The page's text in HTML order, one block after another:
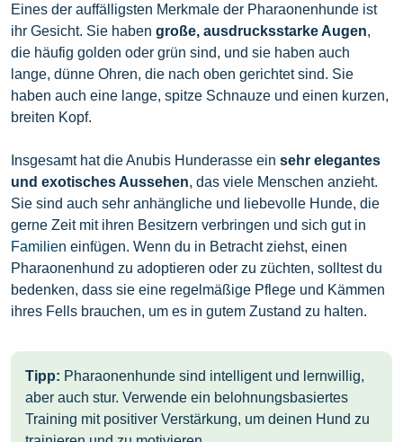
Eines der auffälligsten Merkmale der Pharaonenhunde ist
ihr Gesicht. Sie haben große, ausdrucksstarke Augen,
die häufig golden oder grün sind, und sie haben auch
lange, dünne Ohren, die nach oben gerichtet sind. Sie
haben auch eine lange, spitze Schnauze und einen kurzen,
breiten Kopf.
Insgesamt hat die Anubis Hunderasse ein sehr elegantes
und exotisches Aussehen, das viele Menschen anzieht.
Sie sind auch sehr anhängliche und liebevolle Hunde, die
gerne Zeit mit ihren Besitzern verbringen und sich gut in
Familien einfügen. Wenn du in Betracht ziehst, einen
Pharaonenhund zu adoptieren oder zu züchten, solltest du
bedenken, dass sie eine regelmäßige Pflege und Kämmen
ihres Fells brauchen, um es in gutem Zustand zu halten.
Tipp: Pharaonenhunde sind intelligent und lernwillig,
aber auch stur. Verwende ein belohnungsbasiertes
Training mit positiver Verstärkung, um deinen Hund zu